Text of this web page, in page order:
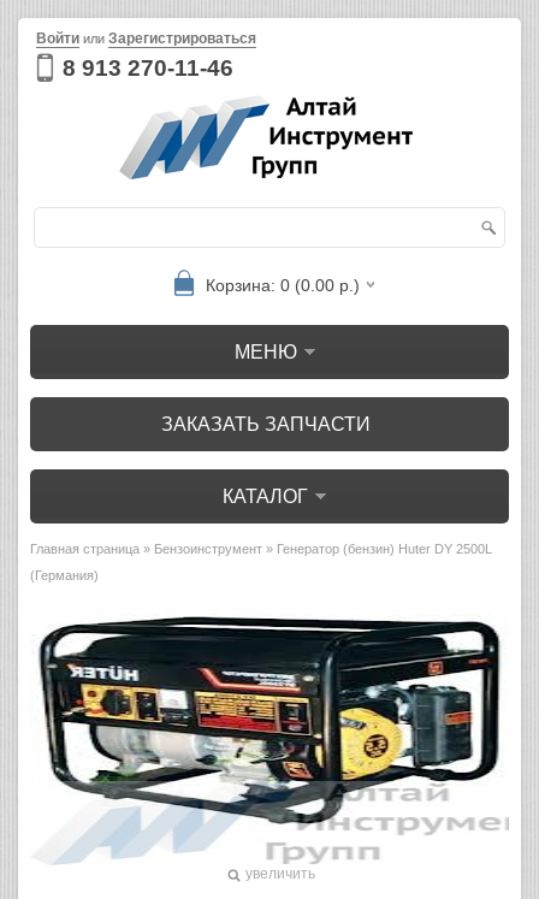
8 913 270-11-46
Войти или Зарегистрироваться
Корзина: 0 (0.00 р.)
МЕНЮ
ЗАКАЗАТЬ ЗАПЧАСТИ
КАТАЛОГ
Главная страница » Бензоинструмент » Генератор (бензин) Huter DY 2500L
(Германия)
увеличить